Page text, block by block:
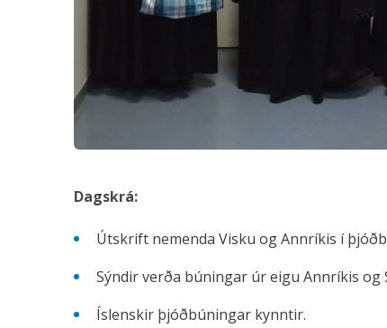
Dagskrá:
Útskrift nemenda Visku og Annríkis í
Sýndir verða búningar úr eigu Annríkis og
Íslenskir þjóðbúningar kynntir.